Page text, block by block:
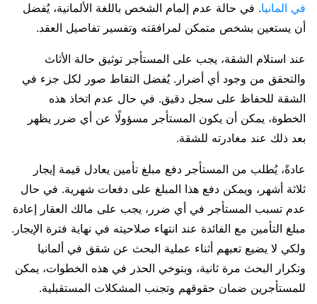
في المانيا. في حالة عدم إلمام الشخص باللغة الألمانية، يُفضل
أن يستعين بشخص متمكن لمرافقته وتفسير تفاصيل العقد.
عند استلام الشقة، يجب على المستأجر توثيق حالة الأثاث
والتحقق من وجود أي أضرار. يُفضل التقاط صور لكل جزء في
الشقة للحفاظ على سجل دقيق. في حال عدم اتخاذ هذه
الخطوة، يمكن أن يكون المستأجر مسؤولًا عن أي ضرر يظهر
بعد ذلك عند مغادرته للشقة.
عادةً، يُطلب من المستأجر دفع مبلغ تأمين يعادل قيمة إيجار
ثلاثة أشهر، ويمكن دفع هذا المبلغ على دفعات شهرية. في حال
عدم تسبب المستأجر في أي ضرر، يجب على مالك العقار إعادة
مبلغ التأمين مع الفائدة عند انتهاء صلاحيته في نهاية فترة الإيجار.
ولكي لا يضيع تعبهم أثناء عملية البحث عن شقق في ألمانيا
وتكرار البحث مرة ثانية، وبتوخي الحذر في هذه الخطوات، يمكن
للمستأجرين ضمان حقوقهم وتجنب المشكلات المستقبلية.